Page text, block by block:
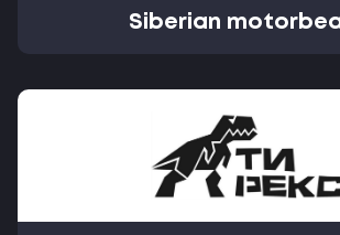
Siberian